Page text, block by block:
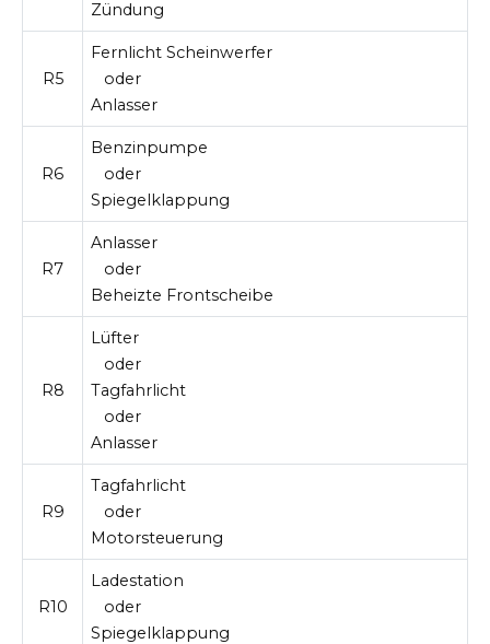
Zündung
R5
Fernlicht Scheinwerfer
oder
Anlasser
R6
Benzinpumpe
oder
Spiegelklappung
R7
Anlasser
oder
Beheizte Frontscheibe
R8
Lüfter
oder
Tagfahrlicht
oder
Anlasser
R9
Tagfahrlicht
oder
Motorsteuerung
R10
Ladestation
oder
Spiegelklappung